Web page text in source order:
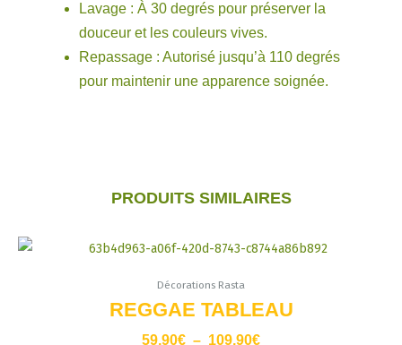
Lavage : À 30 degrés pour préserver la
douceur et les couleurs vives.
Repassage : Autorisé jusqu’à 110 degrés
pour maintenir une apparence soignée.
PRODUITS SIMILAIRES
Décorations Rasta
REGGAE TABLEAU
59,90€ – 109,90€
Plage
à
109,90€
Ce
plusieurs